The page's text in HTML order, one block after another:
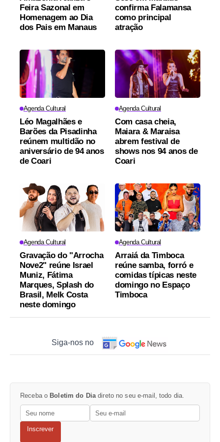
Feira Sazonal em
Homenagem ao Dia
dos Pais em Manaus
confirma Falamansa
como principal
atração
Agenda Cultural
Léo Magalhães e
Barões da Pisadinha
reúnem multidão no
aniversário de 94 anos
de Coari
Agenda Cultural
Com casa cheia,
Maiara & Maraisa
abrem festival de
shows nos 94 anos de
Coari
Agenda Cultural
Gravação do "Arrocha
Nove2" reúne Israel
Muniz, Fátima
Marques, Splash do
Brasil, Melk Costa
neste domingo
Agenda Cultural
Arraiá da Timboca
reúne samba, forró e
comidas típicas neste
domingo no Espaço
Timboca
Siga-nos no
Receba o Boletim do Dia direto no seu e-mail, todo dia.
Inscrever